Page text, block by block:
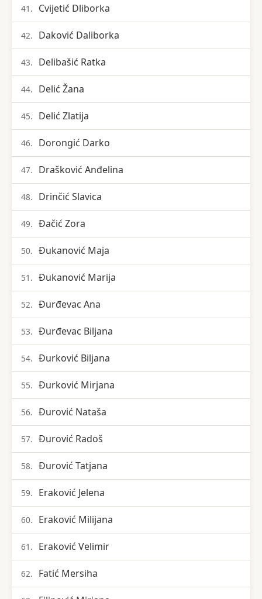
41. Cvijetić Dliborka
42. Daković Daliborka
43. Delibašić Ratka
44. Delić Žana
45. Delić Zlatija
46. Dorongić Darko
47. Drašković Anđelina
48. Drinčić Slavica
49. Đačić Zora
50. Đukanović Maja
51. Đukanović Marija
52. Đurđevac Ana
53. Đurđevac Biljana
54. Đurković Biljana
55. Đurković Mirjana
56. Đurović Nataša
57. Đurović Radoš
58. Đurović Tatjana
59. Eraković Jelena
60. Eraković Milijana
61. Eraković Velimir
62. Fatić Mersiha